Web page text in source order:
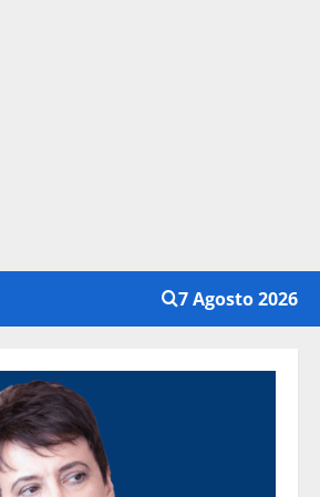
7 Agosto 2026